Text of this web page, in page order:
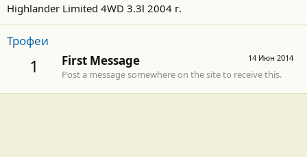
Highlander Limited 4WD 3.3l 2004 г.
Трофеи
1 14 Июн 2014
First Message
Post a message somewhere on the site to receive this.